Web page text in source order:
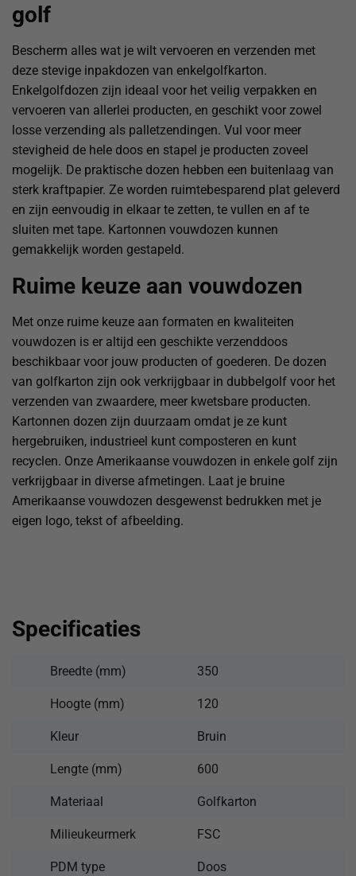
golf
Bescherm alles wat je wilt vervoeren en verzenden met
deze stevige inpakdozen van enkelgolfkarton.
Enkelgolfdozen zijn ideaal voor het veilig verpakken en
vervoeren van allerlei producten, en geschikt voor zowel
losse verzending als palletzendingen. Vul voor meer
stevigheid de hele doos en stapel je producten zoveel
mogelijk. De praktische dozen hebben een buitenlaag van
sterk kraftpapier. Ze worden ruimtebesparend plat geleverd
en zijn eenvoudig in elkaar te zetten, te vullen en af te
sluiten met tape. Kartonnen vouwdozen kunnen
gemakkelijk worden gestapeld.
Ruime keuze aan vouwdozen
Met onze ruime keuze aan formaten en kwaliteiten
vouwdozen is er altijd een geschikte verzenddoos
beschikbaar voor jouw producten of goederen. De dozen
van golfkarton zijn ook verkrijgbaar in dubbelgolf voor het
verzenden van zwaardere, meer kwetsbare producten.
Kartonnen dozen zijn duurzaam omdat je ze kunt
hergebruiken, industrieel kunt composteren en kunt
recyclen. Onze Amerikaanse vouwdozen in enkele golf zijn
verkrijgbaar in diverse afmetingen. Laat je bruine
Amerikaanse vouwdozen desgewenst bedrukken met je
eigen logo, tekst of afbeelding.
Specificaties
Breedte (mm) 350
Hoogte (mm) 120
Kleur Bruin
Lengte (mm) 600
Materiaal Golfkarton
Milieukeurmerk FSC
PDM type Doos